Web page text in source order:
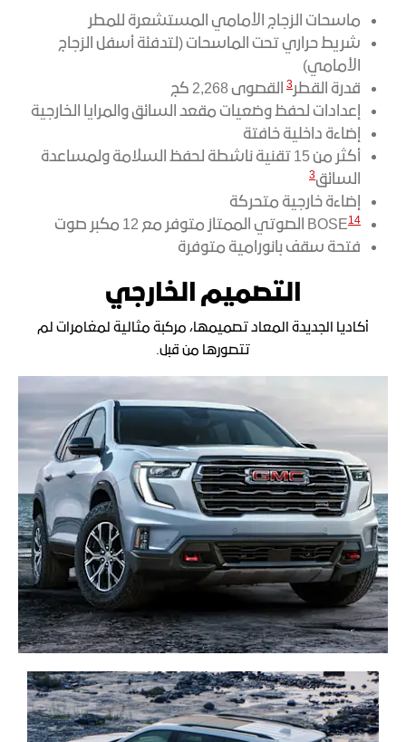
ماسحات الزجاج الأمامي المستشعرة للمطر
شريط حراري تحت الماسحات (لتدفئة أسفل الزجاج
الأمامي)
قدرة القطر3 القصوى 2,268 كج
إعدادات لحفظ وضعيات مقعد السائق والمرايا الخارجية
إضاءة داخلية خافتة
أكثر من 15 تقنية ناشطة لحفظ السلامة ولمساعدة
السائق3
إضاءة خارجية متحركة
BOSE14
الصوتي الممتاز متوفر مع 12 مكبر صوت
فتحة سقف بانورامية متوفرة
التصميم الخارجي
أكاديا الجديدة المعاد تصميمها، مركبة مثالية لمغامرات لم
تتصورها من قبل.